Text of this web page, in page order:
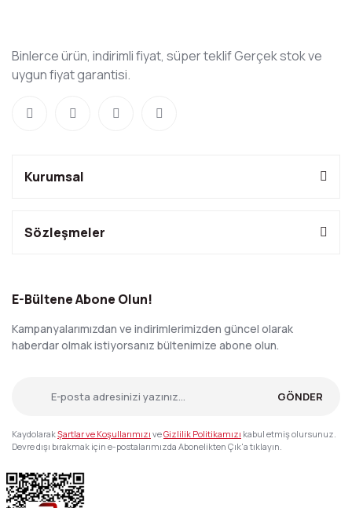
Binlerce ürün, indirimli fiyat, süper teklif Gerçek stok ve
uygun fiyat garantisi.
Kurumsal
Sözleşmeler
E-Bültene Abone Olun!
Kampanyalarımızdan ve indirimlerimizden güncel olarak
haberdar olmak istiyorsanız bültenimize abone olun.
GÖNDER
KaydolarakŞartlar ve Koşullarımızı veGizlilik Politikamızı kabul etmiş olursunuz.
Devre dışı bırakmak için e-postalarımızda Abonelikten Çık'a tıklayın.